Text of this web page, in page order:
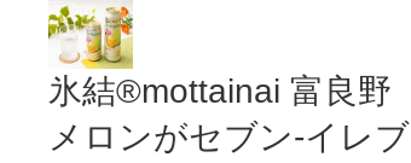
氷結®mottainai 富良野
メロンがセブン‐イレブ